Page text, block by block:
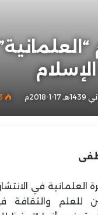
العلمانية في
للعلم والثقافة